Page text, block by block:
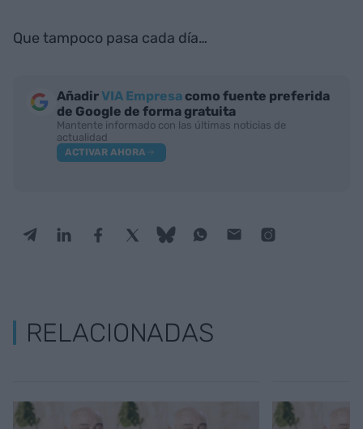
Que tampoco pasa cada día…
AñadirVIA Empresa como fuente preferida
de Google de forma gratuita
Mantente informado con las últimas noticias de
actualidad
ACTIVAR AHORA
RELACIONADAS